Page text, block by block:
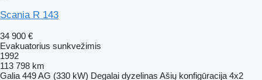
Scania R 143
34 900 €
Evakuatorius sunkvežimis
1992
113 798 km
Galia 449 AG (330 kW) Degalai dyzelinas Ašių konfigūracija 4x2